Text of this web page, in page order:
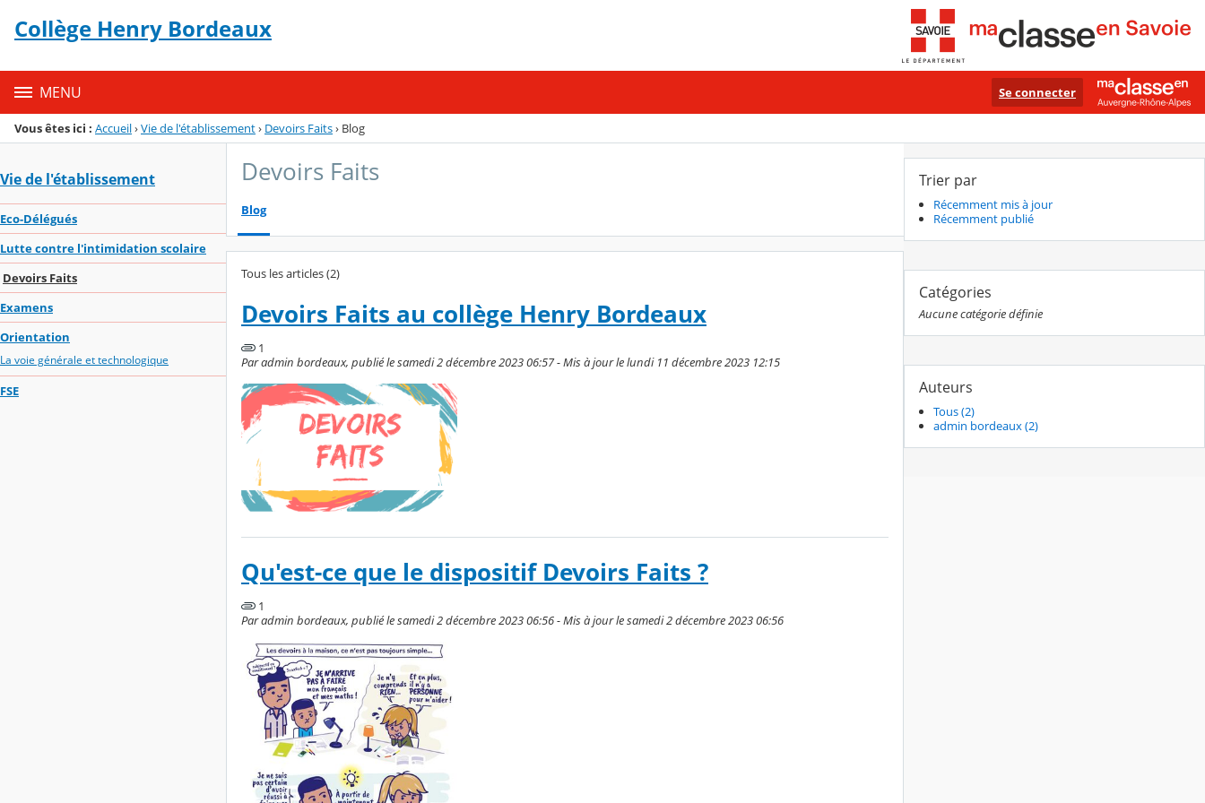
Menu de la rubrique
Contenu
Collège Henry Bordeaux
MENU Se connecter
Vous êtes ici : Accueil›Vie de l'établissement› Devoirs Faits› Blog
Vie de l'établissement
Eco-Délégués
Lutte contre l'intimidation scolaire
Devoirs Faits
Examens
Orientation
La voie générale et technologique
FSE
Devoirs Faits
Blog
Tous les articles (2)
Devoirs Faits au collège Henry Bordeaux
1
Par admin bordeaux, publié le samedi 2 décembre 2023 06:57 - Mis à jour le lundi 11 décembre 2023 12:15
Qu'est-ce que le dispositif Devoirs Faits ?
1
Par admin bordeaux, publié le samedi 2 décembre 2023 06:56 - Mis à jour le samedi 2 décembre 2023 06:56
Trier par
Récemment mis à jour
Récemment publié
Catégories
Aucune catégorie définie
Auteurs
Tous (2)
admin bordeaux (2)